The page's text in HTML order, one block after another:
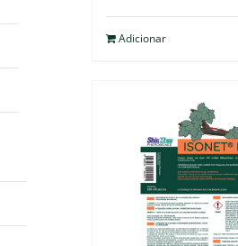
Adicionar